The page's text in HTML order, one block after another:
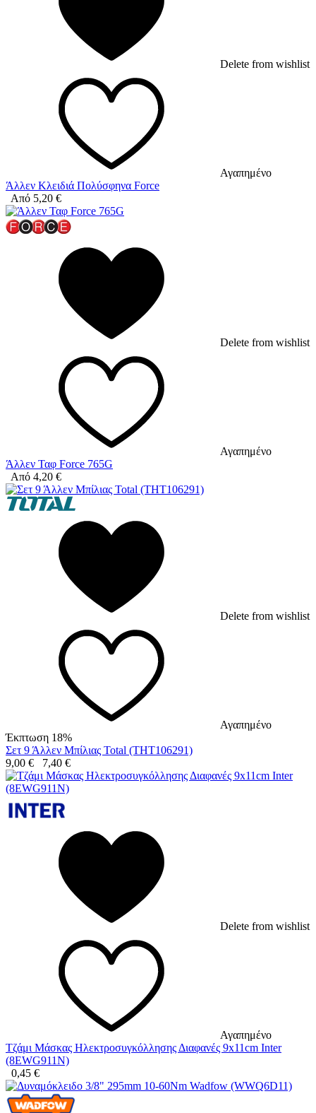
Delete from wishlist
Αγαπημένο
Άλλεν Κλειδιά Πολύσφηνα Force
Από 5,20 €
Delete from wishlist
Αγαπημένο
Άλλεν Ταφ Force 765G
Από 4,20 €
Delete from wishlist
Αγαπημένο
Έκπτωση 18%
Σετ 9 Άλλεν Μπίλιας Total (THT106291)
9,00 € 7,40 €
Delete from wishlist
Αγαπημένο
Τζάμι Μάσκας Ηλεκτροσυγκόλλησης Διαφανές 9x11cm Inter
(8EWG911N)
0,45 €